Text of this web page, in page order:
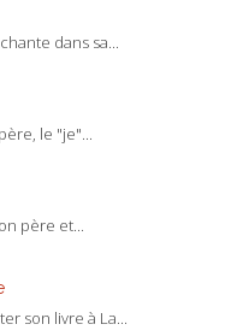
dans sa...
le "je"...
père et...
son livre à La...